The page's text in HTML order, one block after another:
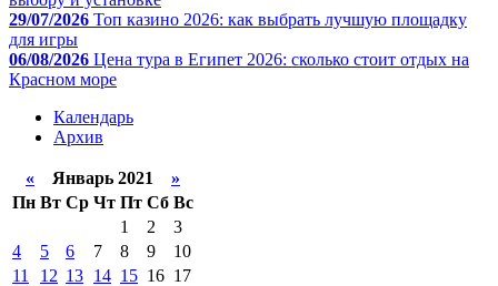
29/07/2026 Топ казино 2026: как выбрать лучшую площадку
для игры
06/08/2026 Цена тура в Египет 2026: сколько стоит отдых на
Красном море
Календарь
Архив
« Январь 2021 »
Пн Вт Ср Чт Пт Сб Вс
1
2
3
4
5 6 7 8 9
10
11
12 13 14 15 16 17